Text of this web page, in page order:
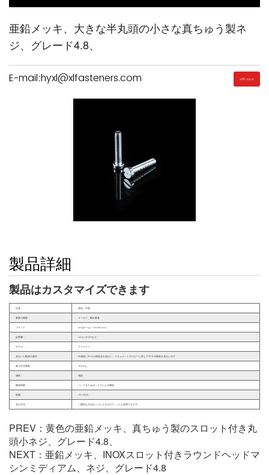
亜鉛メッキ、大きな半丸頭の小さな真ちゅう製ネ
ジ、グレード4.8、
E-mail:hyxl@xlfasteners.com お問い合わせ
製品詳細
製品はカスタマイズできます
位置： 海塩、中国
事業の種類： メーカー、輸出業者
ブランド： Xinglong、OEM＆ODM
証明書： CEISO9001など
モデル： ファスナー
支払いと配達の条件： 作成前に30％の保証金を支払い、ドキュメントのコピーに対して70％の残高を支払います
最小注文数量： 500kg
価格： 相談
梱包明細： バッグまたはボックスによる梱包
納期： 15〜30日
支払方法： 一般的な方法はT/Tによるもので、L/Cも使用できます。
PREV： 黄色の亜鉛メッキ、真ちゅう製のスロット付き丸
頭小ネジ、グレード4.8、
NEXT： 亜鉛メッキ、INOXスロット付きラウンドヘッドマ
シンミディアム、ネジ、グレード4.8